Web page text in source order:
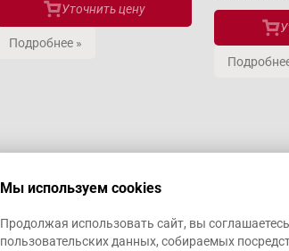
Уточнить цену
Подробнее »
Мы используем cookies
Продолжая использовать сайт, вы
пользовательских данных, собираемых